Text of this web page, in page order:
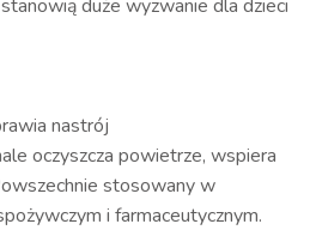
duże wyzwanie dla dzieci
nastrój
oczyszcza powietrze, wspiera
stosowany w
i farmaceutycznym.